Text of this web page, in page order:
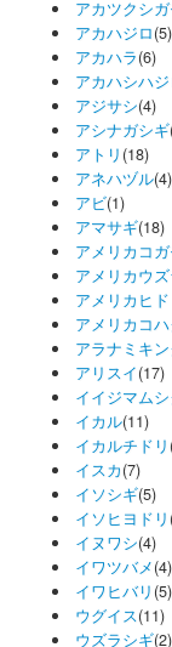
アカツクシ
アカハジロ(5)
アカハラ(6)
アカハシハジ
アジサシ(4)
アシナガシギ
アトリ (18)
アネハヅル(4)
アビ(1)
アマサギ(18)
アメリカコ
アメリカウ
アメリカヒド
アメリカコ
アラナミキン
アリスイ(17)
イイジマムシ
イカル(11)
イカルチドリ
イスカ(7)
イソシギ(5)
イソヒヨドリ
イヌワシ(4)
イワツバメ(4)
イワヒバリ (5)
ウグイス(11)
ウズラシギ(2)